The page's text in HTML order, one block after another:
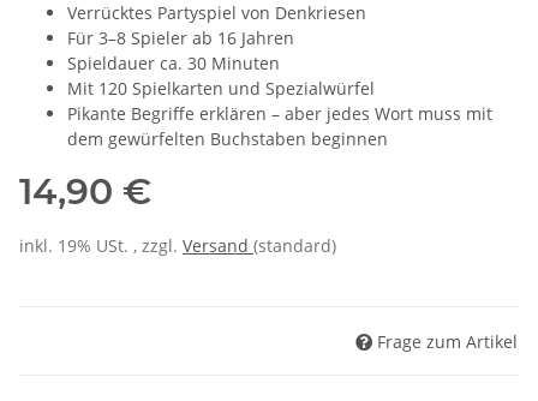
Verrücktes Partyspiel von Denkriesen
Für 3–8 Spieler ab 16 Jahren
Spieldauer ca. 30 Minuten
Mit 120 Spielkarten und Spezialwürfel
Pikante Begriffe erklären – aber jedes Wort muss mit
dem gewürfelten Buchstaben beginnen
14,90 €
inkl. 19% USt. , zzgl. Versand (standard)
Frage zum Artikel